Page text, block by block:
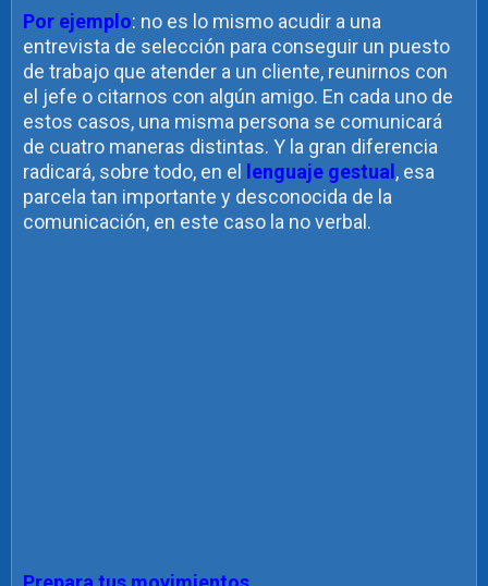
Por ejemplo: no es lo mismo acudir a una
entrevista de selección para conseguir un puesto
de trabajo que atender a un cliente, reunirnos con
el jefe o citarnos con algún amigo. En cada uno de
estos casos, una misma persona se comunicará
de cuatro maneras distintas. Y la gran diferencia
radicará, sobre todo, en el lenguaje gestual, esa
parcela tan importante y desconocida de la
comunicación, en este caso la no verbal.